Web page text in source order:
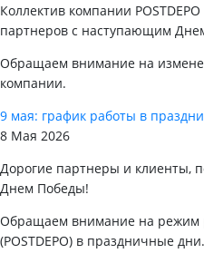
Коллектив компании
партнеров с наступающим
Обращаем внимание на
компании.
9 мая: график работы в
8 Мая 2026
Дорогие партнеры и клиенты,
Днем Победы!
Обращаем внимание на
(POSTDEPO) в праздничные дни.